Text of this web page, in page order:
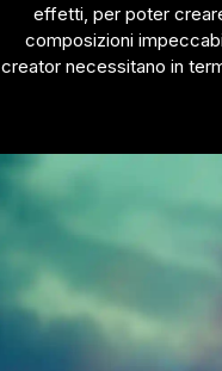
effetti, per poter
composizioni
creator necessitano in